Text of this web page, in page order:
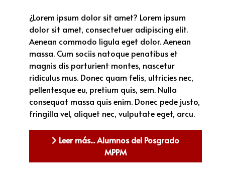
¿Lorem ipsum dolor sit amet? Lorem ipsum
dolor sit amet, consectetuer adipiscing elit.
Aenean commodo ligula eget dolor. Aenean
massa. Cum sociis natoque penatibus et
magnis dis parturient montes, nascetur
ridiculus mus. Donec quam felis, ultricies nec,
pellentesque eu, pretium quis, sem. Nulla
consequat massa quis enim. Donec pede justo,
fringilla vel, aliquet nec, vulputate eget, arcu.
Leer más... Alumnos del Posgrado
MPPM